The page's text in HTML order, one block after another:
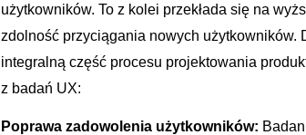
użytkowników. To⁣ z kolei przekłada się⁣ na
⁢zdolność przyciągania nowych użytkowników.
integralną część‌ procesu projektowania⁢
z badań UX:
Poprawa ⁣zadowolenia użytkowników: